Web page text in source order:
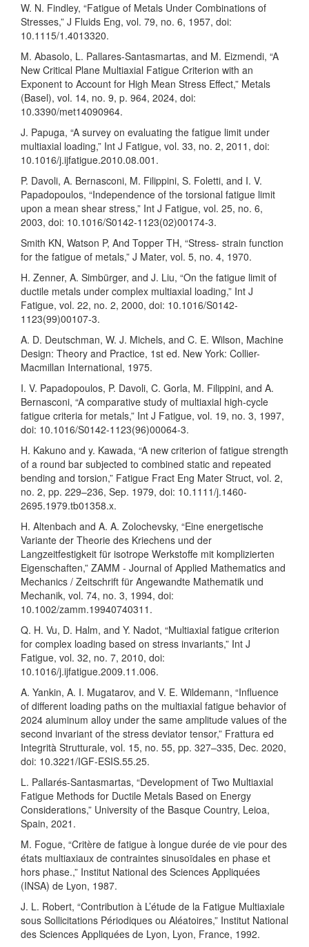
W. N. Findley, “Fatigue of Metals Under Combinations of
Stresses,” J Fluids Eng, vol. 79, no. 6, 1957, doi:
10.1115/1.4013320.
M. Abasolo, L. Pallares-Santasmartas, and M. Eizmendi, “A
New Critical Plane Multiaxial Fatigue Criterion with an
Exponent to Account for High Mean Stress Effect,” Metals
(Basel), vol. 14, no. 9, p. 964, 2024, doi:
10.3390/met14090964.
J. Papuga, “A survey on evaluating the fatigue limit under
multiaxial loading,” Int J Fatigue, vol. 33, no. 2, 2011, doi:
10.1016/j.ijfatigue.2010.08.001.
P. Davoli, A. Bernasconi, M. Filippini, S. Foletti, and I. V.
Papadopoulos, “Independence of the torsional fatigue limit
upon a mean shear stress,” Int J Fatigue, vol. 25, no. 6,
2003, doi: 10.1016/S0142-1123(02)00174-3.
Smith KN, Watson P, And Topper TH, “Stress- strain function
for the fatigue of metals,” J Mater, vol. 5, no. 4, 1970.
H. Zenner, A. Simbürger, and J. Liu, “On the fatigue limit of
ductile metals under complex multiaxial loading,” Int J
Fatigue, vol. 22, no. 2, 2000, doi: 10.1016/S0142-
1123(99)00107-3.
A. D. Deutschman, W. J. Michels, and C. E. Wilson, Machine
Design: Theory and Practice, 1st ed. New York: Collier-
Macmillan International, 1975.
I. V. Papadopoulos, P. Davoli, C. Gorla, M. Filippini, and A.
Bernasconi, “A comparative study of multiaxial high-cycle
fatigue criteria for metals,” Int J Fatigue, vol. 19, no. 3, 1997,
doi: 10.1016/S0142-1123(96)00064-3.
H. Kakuno and y. Kawada, “A new criterion of fatigue strength
of a round bar subjected to combined static and repeated
bending and torsion,” Fatigue Fract Eng Mater Struct, vol. 2,
no. 2, pp. 229–236, Sep. 1979, doi: 10.1111/j.1460-
2695.1979.tb01358.x.
H. Altenbach and A. A. Zolochevsky, “Eine energetische
Variante der Theorie des Kriechens und der
Langzeitfestigkeit für isotrope Werkstoffe mit komplizierten
Eigenschaften,” ZAMM ‐ Journal of Applied Mathematics and
Mechanics / Zeitschrift für Angewandte Mathematik und
Mechanik, vol. 74, no. 3, 1994, doi:
10.1002/zamm.19940740311.
Q. H. Vu, D. Halm, and Y. Nadot, “Multiaxial fatigue criterion
for complex loading based on stress invariants,” Int J
Fatigue, vol. 32, no. 7, 2010, doi:
10.1016/j.ijfatigue.2009.11.006.
A. Yankin, A. I. Mugatarov, and V. E. Wildemann, “Influence
of different loading paths on the multiaxial fatigue behavior of
2024 aluminum alloy under the same amplitude values of the
second invariant of the stress deviator tensor,” Frattura ed
Integrità Strutturale, vol. 15, no. 55, pp. 327–335, Dec. 2020,
doi: 10.3221/IGF-ESIS.55.25.
L. Pallarés-Santasmartas, “Development of Two Multiaxial
Fatigue Methods for Ductile Metals Based on Energy
Considerations,” University of the Basque Country, Leioa,
Spain, 2021.
M. Fogue, “Critère de fatigue à longue durée de vie pour des
états multiaxiaux de contraintes sinusoïdales en phase et
hors phase.,” Institut National des Sciences Appliquées
(INSA) de Lyon, 1987.
J. L. Robert, “Contribution à L’étude de la Fatigue Multiaxiale
sous Sollicitations Périodiques ou Aléatoires,” Institut National
des Sciences Appliquées de Lyon, Lyon, France, 1992.